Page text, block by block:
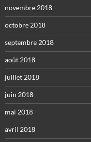
novembre 2018
octobre 2018
septembre 2018
août 2018
juillet 2018
juin 2018
mai 2018
avril 2018